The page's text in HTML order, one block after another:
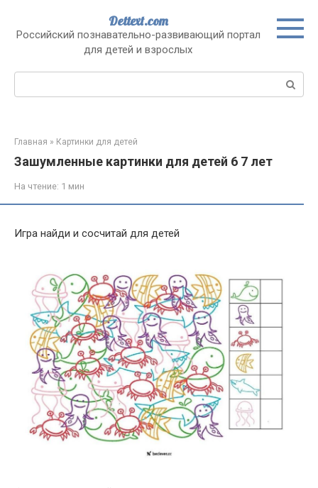
контенту
Dettext.com
Российский познавательно-развивающий портал
для детей и взрослых
Поиск:
Главная » Картинки для детей
Зашумленные картинки для детей 6 7 лет
На чтение: 1 мин
Игра найди и сосчитай для детей